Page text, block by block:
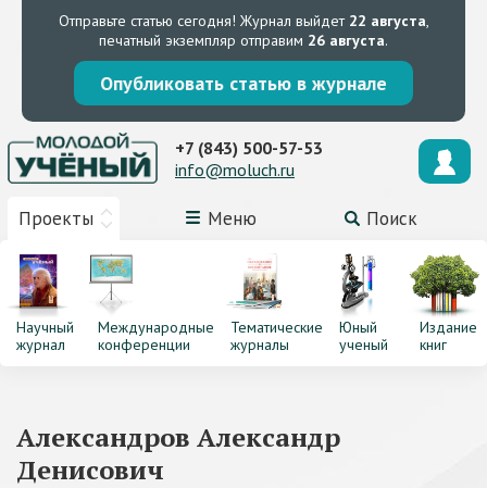
Отправьте статью сегодня! Журнал выйдет 22 августа,
печатный экземпляр отправим 26 августа.
Опубликовать статью в журнале
Проекты Меню Поиск
+7 (843) 500-57-53
info@moluch.ru
Научный
журнал
Международные
конференции
Тематические
журналы
Юный
ученый
Издание
книг
Александров Александр
Денисович